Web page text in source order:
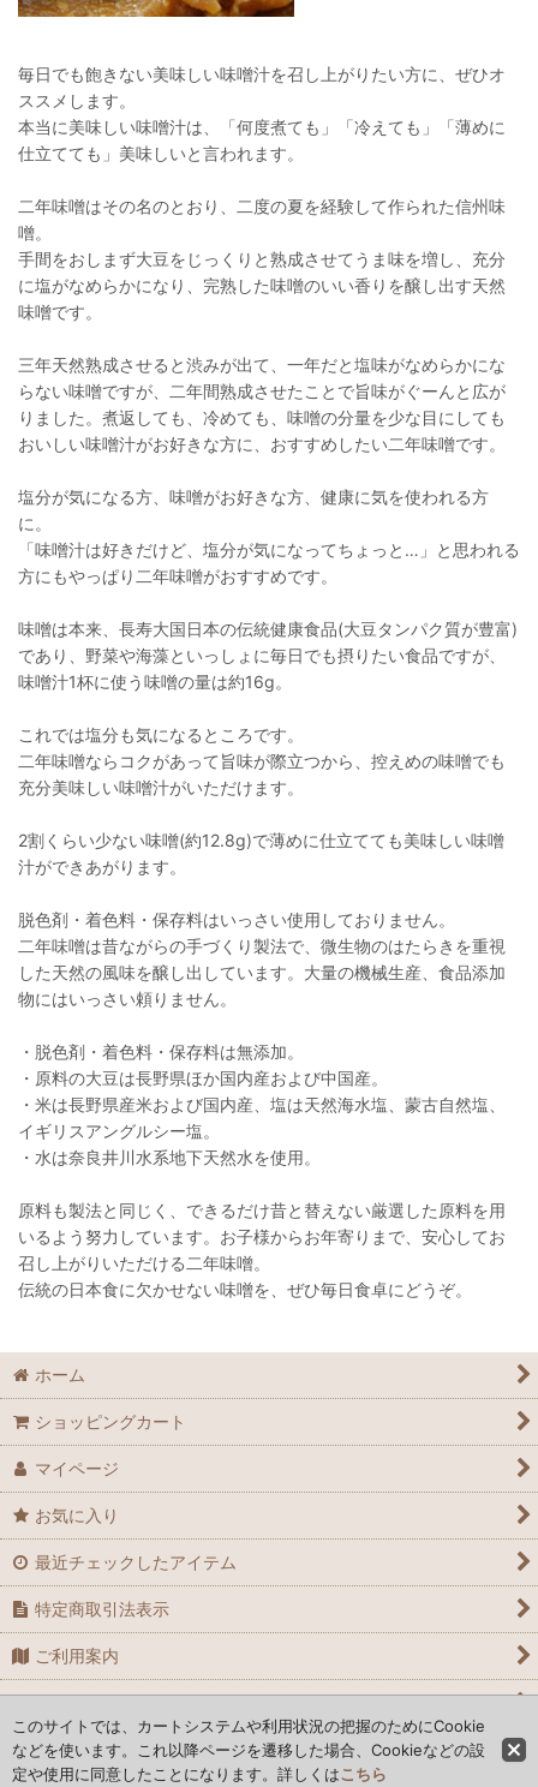
毎日でも飽きない美味しい味噌汁を召し上がりたい方に、ぜひオ
ススメします。
本当に美味しい味噌汁は、「何度煮ても」「冷えても」「薄めに
仕立てても」美味しいと言われます。
二年味噌はその名のとおり、二度の夏を経験して作られた信州味
噌。
手間をおしまず大豆をじっくりと熟成させてうま味を増し、充分
に塩がなめらかになり、完熟した味噌のいい香りを醸し出す天然
味噌です。
三年天然熟成させると渋みが出て、一年だと塩味がなめらかにな
らない味噌ですが、二年間熟成させたことで旨味がぐーんと広が
りました。煮返しても、冷めても、味噌の分量を少な目にしても
おいしい味噌汁がお好きな方に、おすすめしたい二年味噌です。
塩分が気になる方、味噌がお好きな方、健康に気を使われる方
に。
「味噌汁は好きだけど、塩分が気になってちょっと…」と思われる
方にもやっぱり二年味噌がおすすめです。
味噌は本来、長寿大国日本の伝統健康食品(大豆タンパク質が豊富)
であり、野菜や海藻といっしょに毎日でも摂りたい食品ですが、
味噌汁1杯に使う味噌の量は約16g。
これでは塩分も気になるところです。
二年味噌ならコクがあって旨味が際立つから、控えめの味噌でも
充分美味しい味噌汁がいただけます。
2割くらい少ない味噌(約12.8g)で薄めに仕立てても美味しい味噌
汁ができあがります。
脱色剤・着色料・保存料はいっさい使用しておりません。
二年味噌は昔ながらの手づくり製法で、微生物のはたらきを重視
した天然の風味を醸し出しています。大量の機械生産、食品添加
物にはいっさい頼りません。
・脱色剤・着色料・保存料は無添加。
・原料の大豆は長野県ほか国内産および中国産。
・米は長野県産米および国内産、塩は天然海水塩、蒙古自然塩、
イギリスアングルシー塩。
・水は奈良井川水系地下天然水を使用。
原料も製法と同じく、できるだけ昔と替えない厳選した原料を用
いるよう努力しています。お子様からお年寄りまで、安心してお
召し上がりいただける二年味噌。
伝統の日本食に欠かせない味噌を、ぜひ毎日食卓にどうぞ。
ホーム
ショッピングカート
マイページ
お気に入り
最近チェックしたアイテム
特定商取引法表示
ご利用案内
お問い合わせ
Copyright© 木曽ショップ. All rights reserved.
このサイトでは、カートシステムや利用状況の把握のためにCookie
などを使います。これ以降ページを遷移した場合、Cookieなどの設
定や使用に同意したことになります。詳しくはこちら